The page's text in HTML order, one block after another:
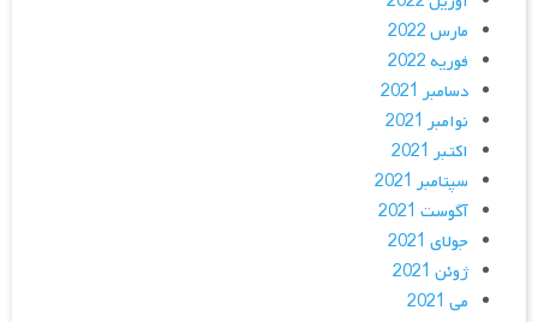
مارس 2022
فوریه 2022
دسامبر 2021
نوامبر 2021
اکتبر 2021
سپتامبر 2021
آگوست 2021
جولای 2021
ژوئن 2021
می 2021